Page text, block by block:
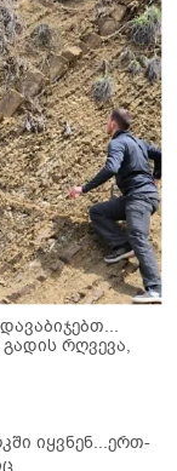
რღვევა,
იყვნენ...ერთ-